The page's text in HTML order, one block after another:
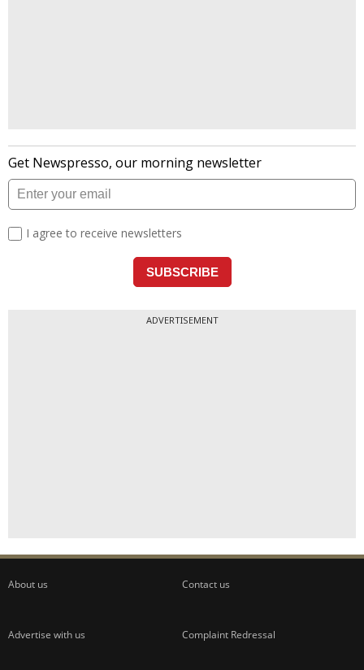
ADVERTISEMENT
About us Contact us
Advertise with us Complaint Redressal